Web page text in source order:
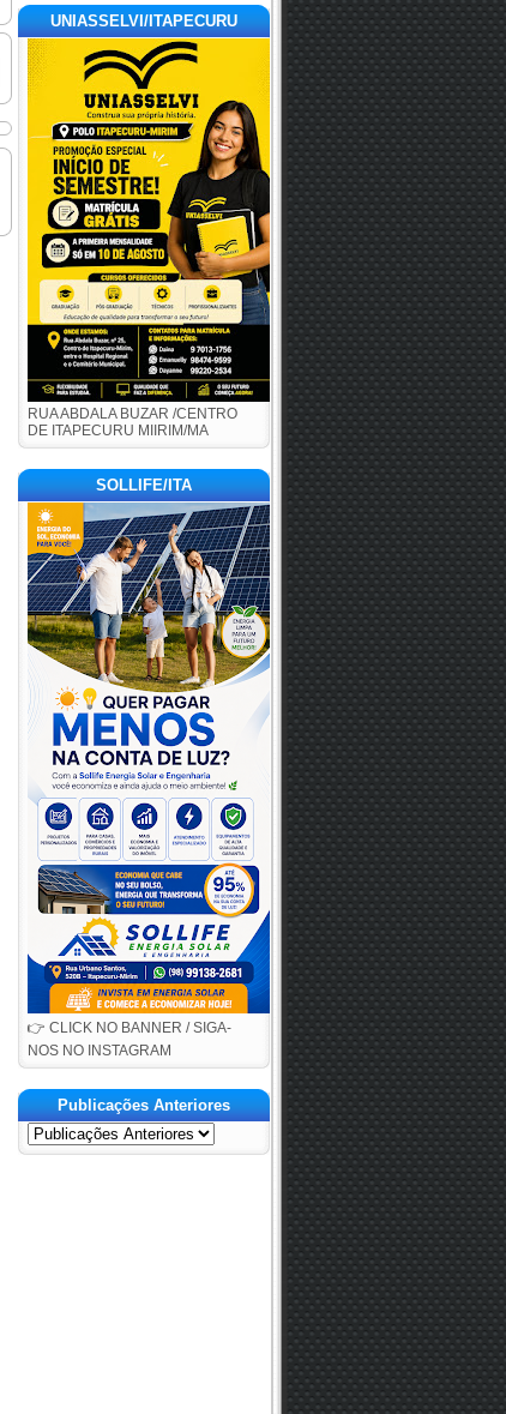
UNIASSELVI/ITAPECURU
RUA ABDALA BUZAR /CENTRO
DE ITAPECURU MIIRIM/MA
SOLLIFE/ITA
👉 CLICK NO BANNER / SIGA-
NOS NO INSTAGRAM
Publicações Anteriores